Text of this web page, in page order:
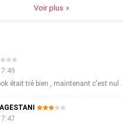
Voir plus
était tré bien , maintenant c'est nul .